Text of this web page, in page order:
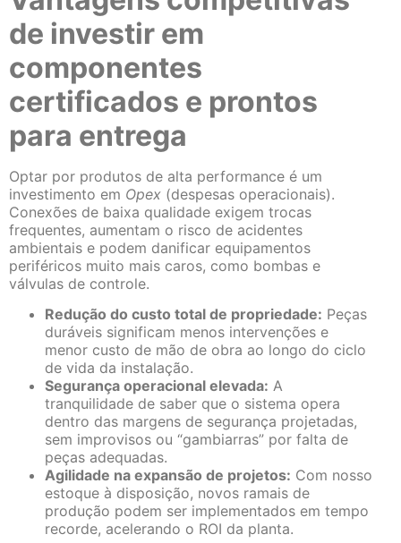
de investir em
componentes
certificados e prontos
para entrega
Optar por produtos de alta performance é um
investimento em Opex (despesas operacionais).
Conexões de baixa qualidade exigem trocas
frequentes, aumentam o risco de acidentes
ambientais e podem danificar equipamentos
periféricos muito mais caros, como bombas e
válvulas de controle.
Redução do custo total de propriedade: Peças
duráveis significam menos intervenções e
menor custo de mão de obra ao longo do ciclo
de vida da instalação.
Segurança operacional elevada: A
tranquilidade de saber que o sistema opera
dentro das margens de segurança projetadas,
sem improvisos ou “gambiarras” por falta de
peças adequadas.
Agilidade na expansão de projetos: Com nosso
estoque à disposição, novos ramais de
produção podem ser implementados em tempo
recorde, acelerando o ROI da planta.